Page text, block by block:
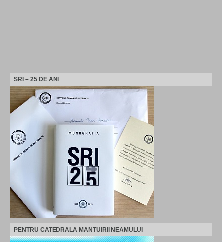
SRI – 25 DE ANI
PENTRU CATEDRALA MANTUIRII NEAMULUI